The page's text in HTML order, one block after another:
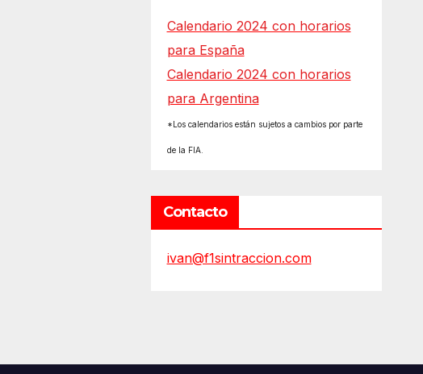
Calendario 2024 con horarios
para España
Calendario 2024 con horarios
para Argentina
*Los calendarios están sujetos a cambios por parte
de la FIA.
Contacto
ivan@f1sintraccion.com